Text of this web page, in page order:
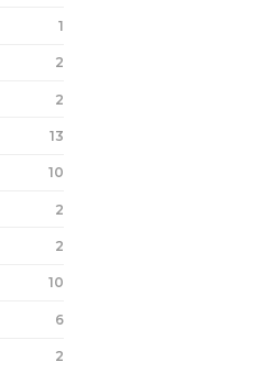
1
2
2
13
10
2
2
10
6
2